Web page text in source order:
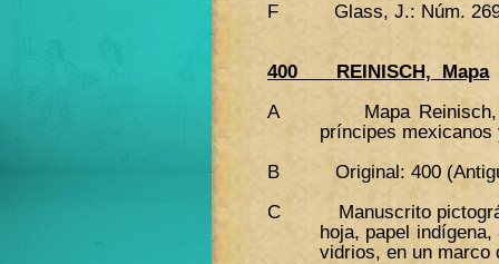
F Glass, J.: Núm.
400 REINISCH, Mapa
A Mapa Reinisch,
príncipes
B Original: 400
C Manuscrito
hoja, papel
vidrios, en un marco